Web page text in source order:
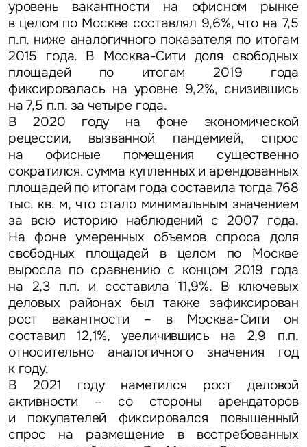
уровень вакантности на офисном рынке
в целом по Москве составлял 9,6%, что на 7,5
п.п. ниже аналогичного показателя по итогам
2015 года. В Москва-Сити доля свободных
площадей по итогам 2019 года
фиксировалась на уровне 9,2%, снизившись
на 7,5 п.п. за четыре года.
В 2020 году на фоне экономической
рецессии, вызванной пандемией, спрос
на офисные помещения существенно
сократился. сумма купленных и арендованных
площадей по итогам года составила тогда 768
тыс. кв. м, что стало минимальным значением
за всю историю наблюдений с 2007 года.
На фоне умеренных объемов спроса доля
свободных площадей в целом по Москве
выросла по сравнению с концом 2019 года
на 2,3 п.п. и составила 11,9%. В ключевых
деловых районах был также зафиксирован
рост вакантности – в Москва-Сити он
составил 12,1%, увеличившись на 2,9 п.п.
относительно аналогичного значения год
к году.
В 2021 году наметился рост деловой
активности – со стороны арендаторов
и покупателей фиксировался повышенный
спрос на размещение в востребованных